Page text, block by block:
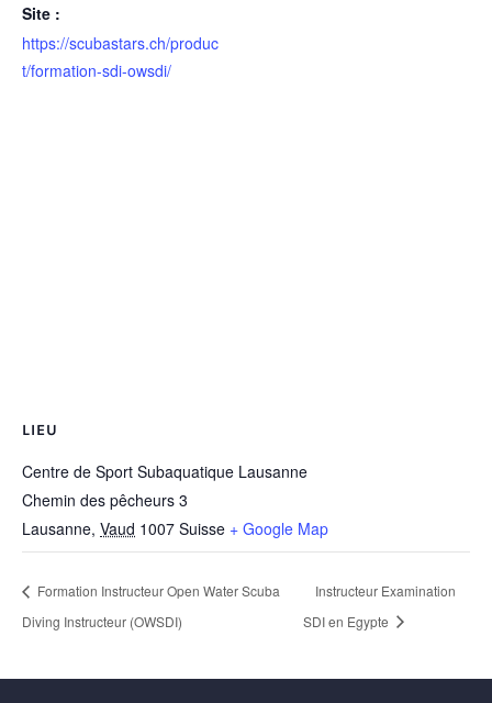
Site :
https://scubastars.ch/produc
t/formation-sdi-owsdi/
LIEU
Centre de Sport Subaquatique Lausanne
Chemin des pêcheurs 3
Lausanne, Vaud 1007 Suisse + Google Map
Formation Instructeur Open Water Scuba
Diving Instructeur (OWSDI)
Instructeur Examination
SDI en Egypte